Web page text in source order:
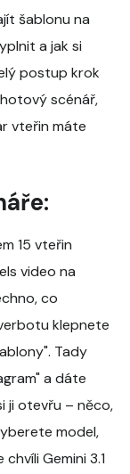
šablonu na
a jak si
postup krok
scénář,
vteřin máte
15 vteřin
video na
co
klepnete
Tady
a dáte
ji otevřu – něco,
model,
Gemini 3.1